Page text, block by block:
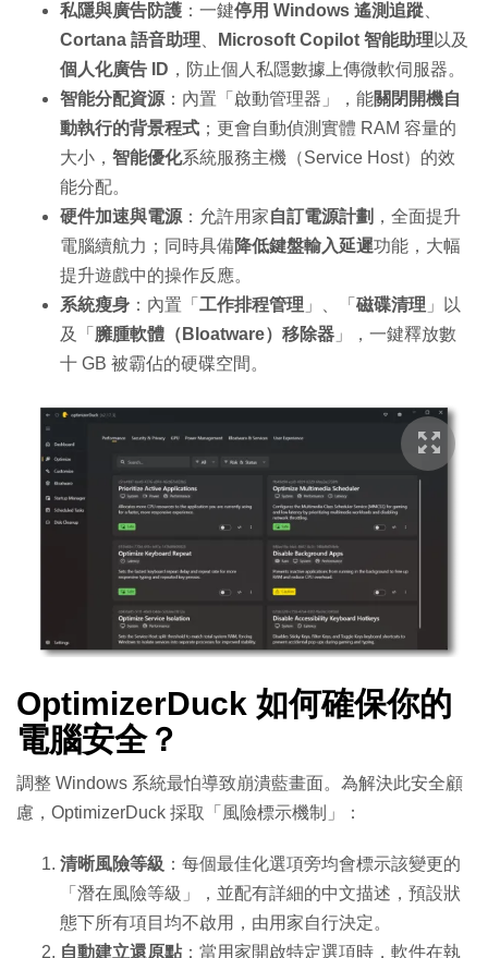
私隱與廣告防護 ：一鍵停用 Windows 遙測追蹤
Cortana 語音助理
Microsoft Copilot 智能助理 以及
個人化廣告 ID ，防止個人私隱數據上傳微軟伺服器。
智能分配資源 ：內置「啟動管理器」，能關閉開機自
動執行的背景程式 ；更會自動偵測實體 RAM 容量的
大小， 智能優化系統服務主機（Service Host）的效
能分配。
硬件加速與電源 ：允許用家自訂電源計劃 ，全面提升
電腦續航力；同時具備降低鍵盤輸入延遲功能，大幅
提升遊戲中的操作反應。
系統瘦身 ：內置「 工作排程管理 」、「 磁碟清理 」以
及「 臃腫軟體（Bloatware）移除器 」，一鍵釋放數
十 GB 被霸佔的硬碟空間。
OptimizerDuck 如何確保你的
電腦安全？
調整 Windows 系統最怕導致崩潰藍畫面。為解決此安全顧
慮，OptimizerDuck 採取「風險標示機制」：
清晰風險等級 ：每個最佳化選項旁均會標示該變更的
「潛在風險等級」，並配有詳細的中文描述，預設狀
態下所有項目均不啟用，由用家自行決定。
自動建立還原點 ：當用家開啟特定選項時，軟件在執